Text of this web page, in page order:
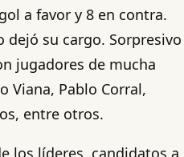
a favor y 8 en contra.
dejó su cargo. Sorpresivo
jugadores de mucha
Viana, Pablo Corral,
entre otros.
los líderes, candidatos a